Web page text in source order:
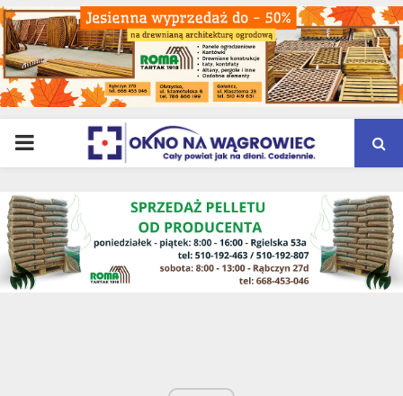
PRIMARY
MENU